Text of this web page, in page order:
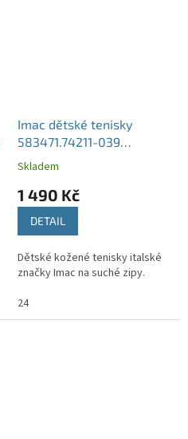
Imac dětské tenisky
583471.74211-039
lavender-lila
Skladem
1 490 Kč
DETAIL
Dětské kožené tenisky italské
značky Imac na suché zipy.
24